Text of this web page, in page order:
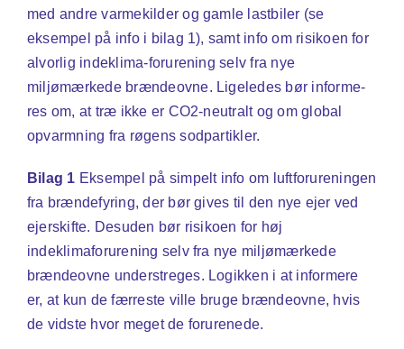
med andre varmekilder og gamle lastbiler (se
eksempel på info i bilag 1), samt info om risikoen for
alvorlig indeklima-forurening selv fra nye
miljømærkede brændeovne. Ligeledes bør informe-
res om, at træ ikke er CO2-neutralt og om global
opvarmning fra røgens sodpartikler.
Bilag 1 Eksempel på simpelt info om luftforureningen
fra brændefyring, der bør gives til den nye ejer ved
ejerskifte. Desuden bør risikoen for høj
indeklimaforurening selv fra nye miljømærkede
brændeovne understreges. Logikken i at informere
er, at kun de færreste ville bruge brændeovne, hvis
de vidste hvor meget de forurenede.